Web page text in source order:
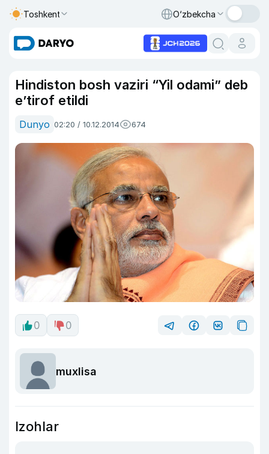
Toshkent O‘zbekcha
Hindiston bosh vaziri “Yil odami” deb
e’tirof etildi
Dunyo 02:20 / 10.12.2014 674
0 0
muxlisa
Izohlar